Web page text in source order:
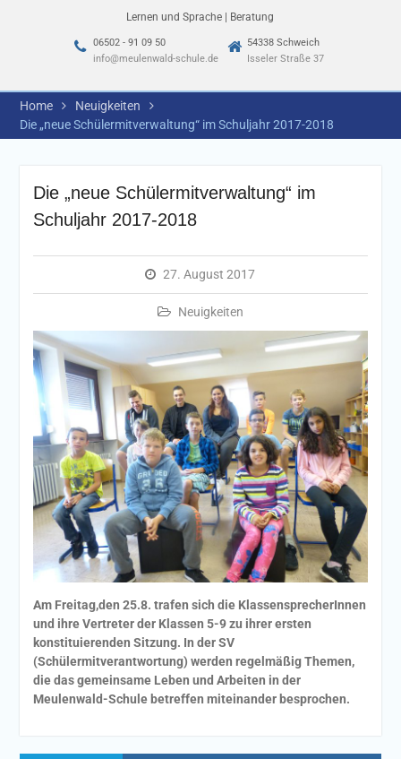
Lernen und Sprache | Beratung
06502 - 91 09 50
info@meulenwald-schule.de
54338 Schweich
Isseler Straße 37
Home
Neuigkeiten
Die „neue Schülermitverwaltung“ im Schuljahr 2017-2018
Die „neue Schülermitverwaltung“ im
Schuljahr 2017-2018
27. August 2017
Neuigkeiten
Am Freitag,den 25.8. trafen sich die KlassensprecherInnen
und ihre Vertreter der Klassen 5-9 zu ihrer ersten
konstituierenden Sitzung. In der SV
(Schülermitverantwortung) werden regelmäßig Themen,
die das gemeinsame Leben und Arbeiten in der
Meulenwald-Schule betreffen miteinander besprochen.
Beitragsnavigation